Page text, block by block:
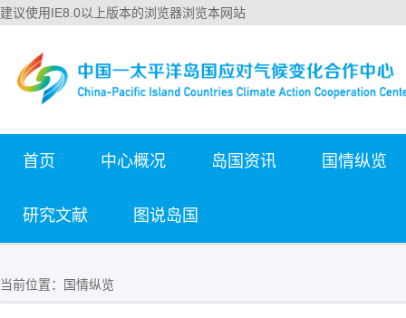
建议使用IE8.0以上版本的浏览器浏览本网站
首页 中心概况 岛国资讯 国情纵览
研究文献 图说岛国
当前位置： 国情纵览